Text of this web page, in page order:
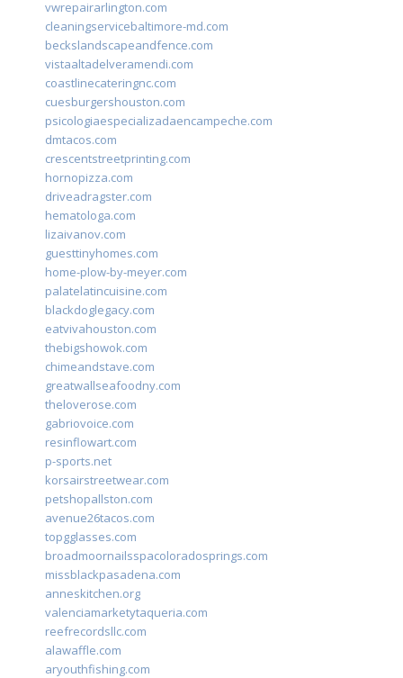
vwrepairarlington.com
cleaningservicebaltimore-md.com
beckslandscapeandfence.com
vistaaltadelveramendi.com
coastlinecateringnc.com
cuesburgershouston.com
psicologiaespecializadaencampeche.com
dmtacos.com
crescentstreetprinting.com
hornopizza.com
driveadragster.com
hematologa.com
lizaivanov.com
guesttinyhomes.com
home-plow-by-meyer.com
palatelatincuisine.com
blackdoglegacy.com
eatvivahouston.com
thebigshowok.com
chimeandstave.com
greatwallseafoodny.com
theloverose.com
gabriovoice.com
resinflowart.com
p-sports.net
korsairstreetwear.com
petshopallston.com
avenue26tacos.com
topgglasses.com
broadmoornailsspacoloradosprings.com
missblackpasadena.com
anneskitchen.org
valenciamarketytaqueria.com
reefrecordsllc.com
alawaffle.com
aryouthfishing.com